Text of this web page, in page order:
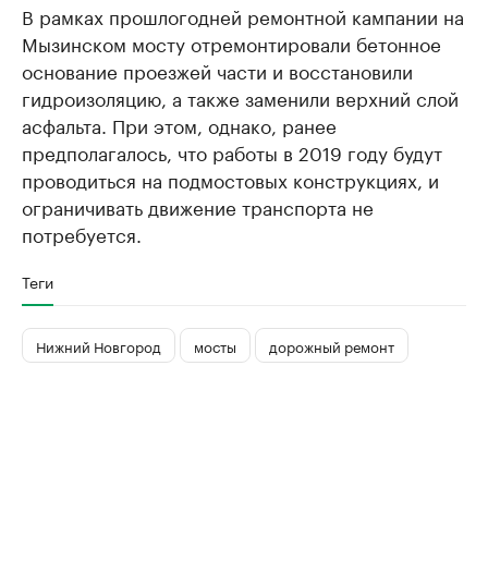
В рамках прошлогодней ремонтной кампании на
Мызинском мосту отремонтировали бетонное
основание проезжей части и восстановили
гидроизоляцию, а также заменили верхний слой
асфальта. При этом, однако, ранее
предполагалось, что работы в 2019 году будут
проводиться на подмостовых конструкциях, и
ограничивать движение транспорта не
потребуется.
Теги
Нижний Новгород мосты дорожный ремонт